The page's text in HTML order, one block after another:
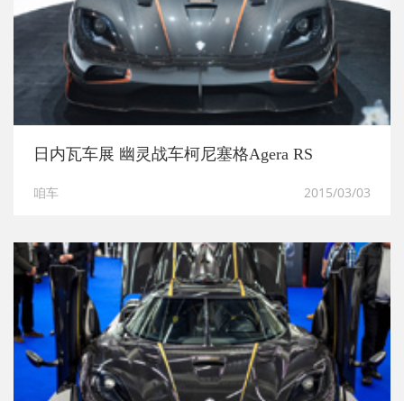
日内瓦车展 幽灵战车柯尼塞格Agera RS
咱车 2015/03/03